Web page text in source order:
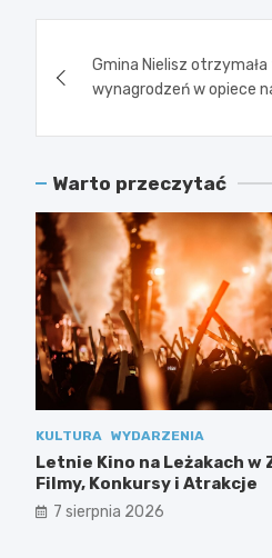
wpisu
Gmina Nielisz
wynagrodzeń w opiece
Warto przeczytać
KULTURA WYDARZENIA
Letnie Kino na Leżakach w
Filmy, Konkursy i Atrakcje
7 sierpnia 2026